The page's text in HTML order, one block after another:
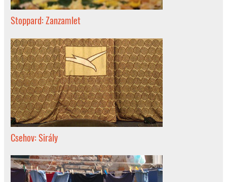
Stoppard: Zanzamlet
Csehov: Sirály